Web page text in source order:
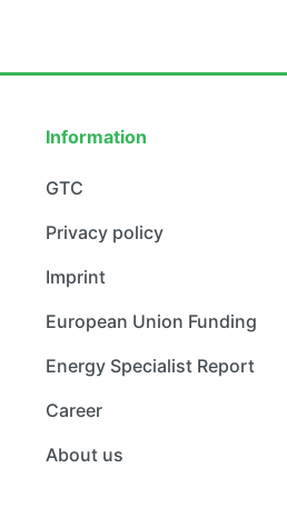
Information
GTC
Privacy policy
Imprint
European Union Funding
Energy Specialist Report
Career
About us